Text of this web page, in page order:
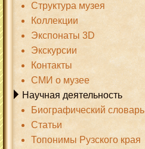
Структура музея
Коллекции
Экспонаты 3D
Экскурсии
Контакты
СМИ о музее
Научная деятельность
Биографический словарь
Статьи
Топонимы Рузского края